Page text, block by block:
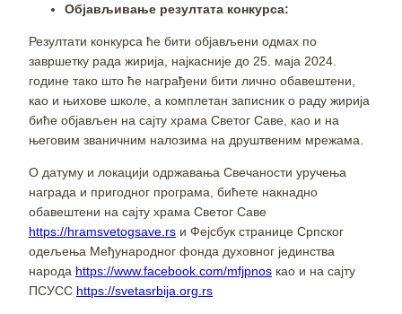
Објављивање резултата конкурса:
Резултати конкурса ће бити објављени одмах по
завршетку рада жирија, најкасније до 25. маја 2024.
године тако што ће награђени бити лично обавештени,
као и њихове школе, а комплетан записник о раду жирија
биће објављен на сајту храма Светог Саве, као и на
његовим званичним налозима на друштвеним мрежама.
О датуму и локацији одржавања Свечаности уручења
нaгpада и пригодног програма, бићете накнадно
обавештени на сајту храма Светог Саве
https://hramsvetogsave.rs и Фејсбук странице Српског
одељења Међународног фонда духовног јединства
народа https://www.facebook.com/mfjpnos као и на сајту
ПСУСС https://svetasrbija.org.rs